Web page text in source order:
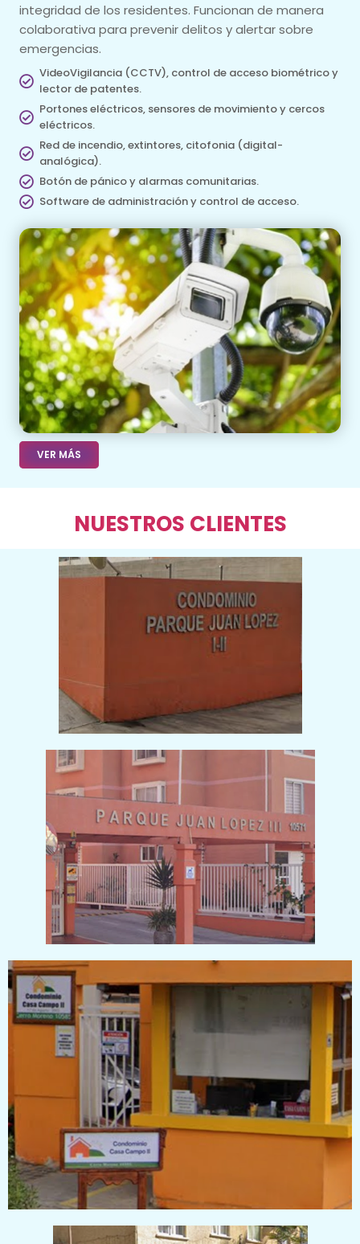
integridad de los residentes. Funcionan de manera
colaborativa para prevenir delitos y alertar sobre
emergencias.
VideoVigilancia (CCTV), control de acceso biométrico y
lector de patentes.
Portones eléctricos, sensores de movimiento y cercos
eléctricos.
Red de incendio, extintores, citofonia (digital-
analógica).
Botón de pánico y alarmas comunitarias.
Software de administración y control de acceso.
VER MÁS
NUESTROS CLIENTES